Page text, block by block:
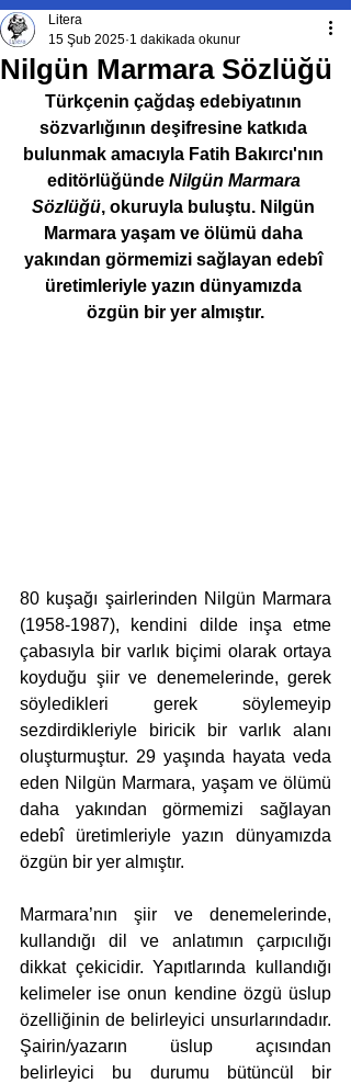
Nilgün Marmara Sözlüğü
Litera
15 Şub 2025 1 dakikada okunur
Türkçenin çağdaş edebiyatının
sözvarlığının deşifresine katkıda
bulunmak amacıyla Fatih Bakırcı'nın
editörlüğünde Nilgün Marmara
Sözlüğü, okuruyla buluştu. Nilgün
Marmara yaşam ve ölümü daha
yakından görmemizi sağlayan edebî
üretimleriyle yazın dünyamızda
özgün bir yer almıştır.
80 kuşağı şairlerinden Nilgün Marmara
(1958-1987), kendini dilde inşa etme
çabasıyla bir varlık biçimi olarak ortaya
koyduğu şiir ve denemelerinde, gerek
söyledikleri gerek söylemeyip
sezdirdikleriyle biricik bir varlık alanı
oluşturmuştur. 29 yaşında hayata veda
eden Nilgün Marmara, yaşam ve ölümü
daha yakından görmemizi sağlayan
edebî üretimleriyle yazın dünyamızda
özgün bir yer almıştır.
Marmara’nın şiir ve denemelerinde,
kullandığı dil ve anlatımın çarpıcılığı
dikkat çekicidir. Yapıtlarında kullandığı
kelimeler ise onun kendine özgü üslup
özelliğinin de belirleyici unsurlarındadır.
Şairin/yazarın üslup açısından
belirleyici bu durumu bütüncül bir